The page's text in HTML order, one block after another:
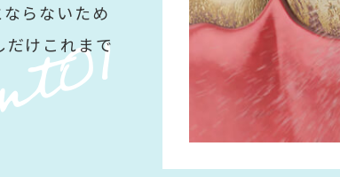
らないため
だけこれまで